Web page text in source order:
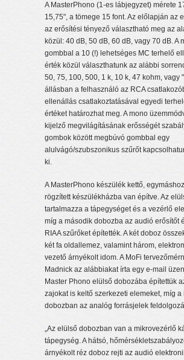
A MasterPhono (1-es lábjegyzet) mérete
15,75", a tömege 15 font. Az előlapján az
az erősítési tényező választható meg az
közül: 40 dB, 50 dB, 60 dB, vagy 70 dB. A
gombbal a 10 (!) lehetséges MC terhelő
érték közül választhatunk az alábbi
50, 75, 100, 500, 1 k, 10 k, 47 kohm, vagy
állásban a felhasználó az RCA
ellenállás csatlakoztatásával egyedi
értéket határozhat meg. A mono
kijelző megvilágításának erősségét
gombok között megbúvó gombbal egy
alulvágó/szubszonikus szűrőt
ki.
A MasterPhono készülék kettő,
rögzített készülékházba van építve. Az
tartalmazza a tápegységet és a vezérlő
míg a második dobozba az audió erősítőt
RIAA szűrőket építették. A két doboz
két fa oldallemez, valamint három,
vezető árnyékolt idom. A MoFi
Madnick az alábbiakat írta egy e-mail
Master Phono elülső dobozába építettük
zajokat is keltő szerkezeti elemeket, míg a
dobozban az analóg forrásjelek
„Az elülső dobozban van a mikrovezérlő
tápegység. A hátsó,
árnyékolt réz doboz rejti az audió